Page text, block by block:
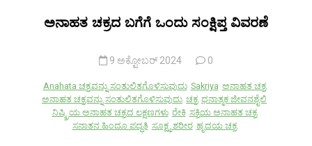
ಅನಾಹತ ಚಕ್ರದ ಬಗೆಗೆ ಒಂದು ಸಂಕ್ಷಿಪ್ತ ವಿವರಣೆ
9 ಅಕ್ಟೋಬರ್ 2024 0
Anahata ಚಕ್ರವನ್ನು ಸಂತುಲಿತಗೊಳಿಸುವುದು Sakriya ಅನಾಹತ ಚಕ್ರ
ಅನಾಹತ ಚಕ್ರವನ್ನು ಸಂತುಲಿತಗೊಳಿಸುವುದು ಚಕ್ರ ಧನಾತ್ಮಕ ಜೀವನಶೈಲಿ
ನಿಷ್ಕ್ರಿಯ ಅನಾಹತ ಚಕ್ರದ ಲಕ್ಷಣಗಳು ರೇಕಿ ಸಕ್ರಿಯ ಅನಾಹತ ಚಕ್ರ
ಸನಾತನ ಹಿಂದೂ ಪದ್ಧತಿ ಸೂಕ್ಷ್ಮ ಶರೀರ ಹೃದಯ ಚಕ್ರ